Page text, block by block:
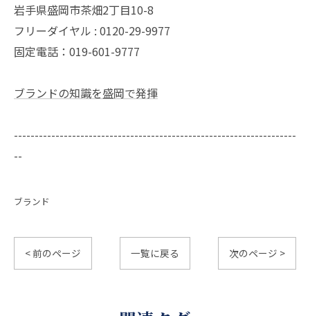
岩手県盛岡市茶畑2丁目10-8
フリーダイヤル : 0120-29-9977
固定電話：019-601-9777
ブランドの知識を盛岡で発揮
--------------------------------------------------------------------
--
ブランド
< 前のページ 一覧に戻る 次のページ >